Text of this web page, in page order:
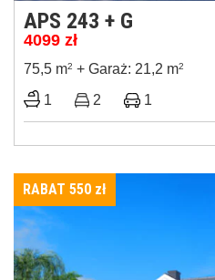
APS 243 + G
4099 zł
75,5 m2 + Garaż: 21,2 m2
1 2 1
RABAT 550 zł